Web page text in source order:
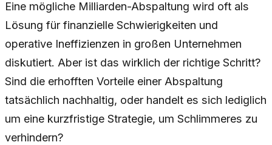
Eine mögliche Milliarden-Abspaltung wird oft als
Lösung für finanzielle Schwierigkeiten und
operative Ineffizienzen in großen Unternehmen
diskutiert. Aber ist das wirklich der richtige Schritt?
Sind die erhofften Vorteile einer Abspaltung
tatsächlich nachhaltig, oder handelt es sich lediglich
um eine kurzfristige Strategie, um Schlimmeres zu
verhindern?